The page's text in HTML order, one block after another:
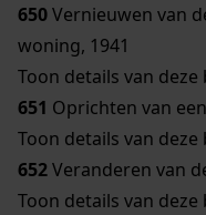
650Vernieuwen van
woning, 1941
Toon details van
651 Oprichten van
Toon details van
652Veranderen van
Toon details van